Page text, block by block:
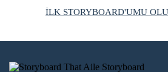
İLK STORYBOARD'UMU